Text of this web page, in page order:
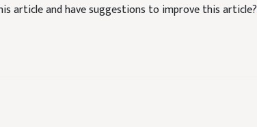
article and have suggestions to improve this article?